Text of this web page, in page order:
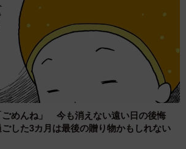
ごめんね」 今も消えない遠い日の後悔
した3カ月は最後の贈り物かもしれない